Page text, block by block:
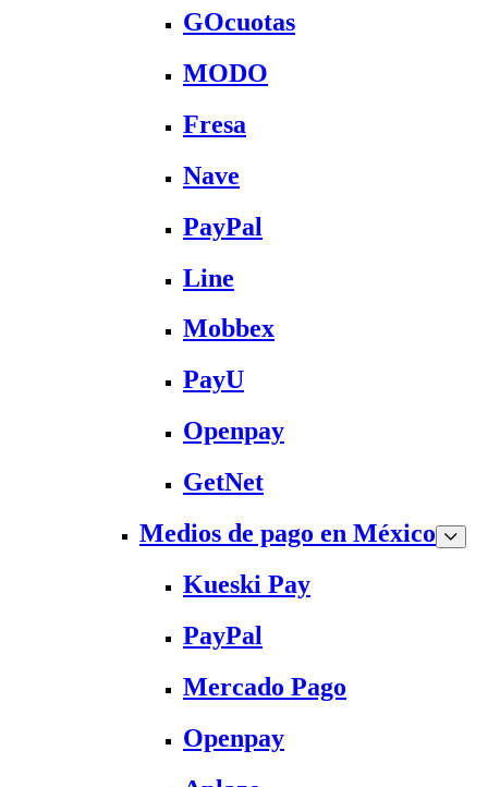
GOcuotas
MODO
Fresa
Nave
PayPal
Line
Mobbex
PayU
Openpay
GetNet
Medios de pago en México
Kueski Pay
PayPal
Mercado Pago
Openpay